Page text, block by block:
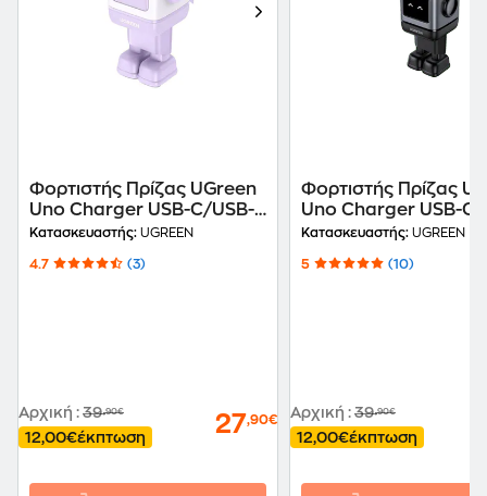
Φορτιστής Πρίζας UGreen
Uno Charger USB-C/USB-
A 65W - Purple
Κατασκευαστής: UGREEN
4.7 (3)
Αρχική : 39,90€
12,00€έκπτωση 27,90€
Φορτιστής Πρίζας
Uno Charger USB-C/
A 65W - Black
Κατασκευαστής: UGREEN
5 (10)
Αρχική : 39,90€
12,00€έκπτωση